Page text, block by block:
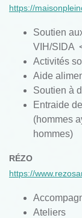
https://
Soutien
VIH/SIDA
Activités
Aide
Soutien à
Entraide
(hommes
hommes)
RÉZO
https://
Ateliers